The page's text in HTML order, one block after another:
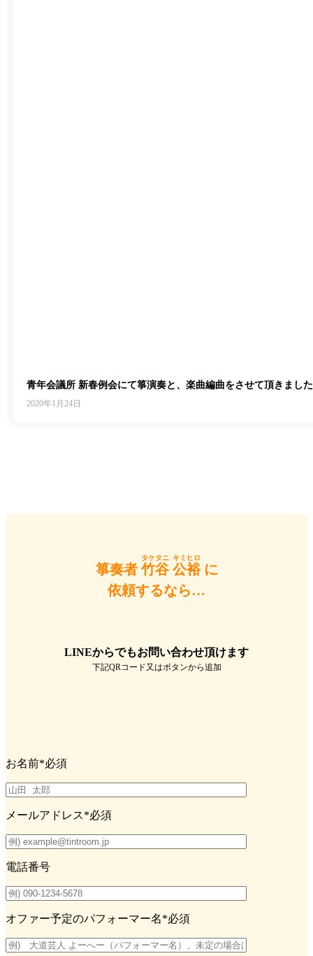
青年会議所 新春例会にて箏演奏と、楽曲編曲をさせて頂きまし
2020年1月24日
箏奏者 竹谷
タケタニ
公裕
キミヒロ
に
依頼するなら…
LINEからでもお問い合わせ頂けます
下記QRコード又はボタンから追加
お名前*必須
メールアドレス*必須
電話番号
オファー予定のパフォーマー名*必須